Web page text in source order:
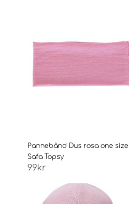
Pannebånd Dus rosa one size
Safa Topsy
99kr